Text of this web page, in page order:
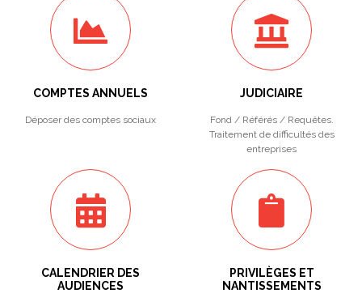
COMPTES ANNUELS
Déposer des comptes sociaux
JUDICIAIRE
Fond / Référés / Requêtes.
Traitement de difficultés des
entreprises
CALENDRIER DES
AUDIENCES
PRIVILÈGES ET
NANTISSEMENTS